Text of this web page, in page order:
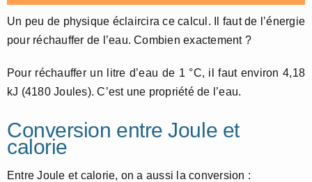
Un peu de physique éclaircira ce calcul. Il faut de l’énergie
pour réchauffer de l’eau. Combien exactement ?
Pour réchauffer un litre d’eau de 1 °C, il faut environ 4,18
kJ (4180 Joules). C’est une propriété de l’eau.
Conversion entre Joule et
calorie
Entre Joule et calorie, on a aussi la conversion :